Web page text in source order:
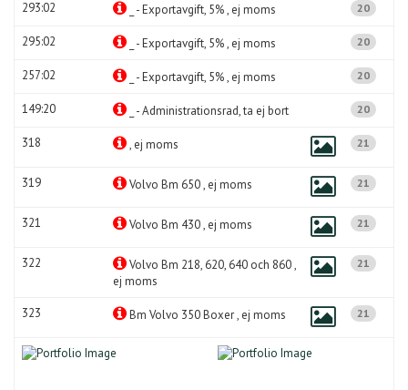
293:02 _ - Exportavgift, 5% , ej moms 20
295:02 _ - Exportavgift, 5% , ej moms 20
257:02 _ - Exportavgift, 5% , ej moms 20
149:20 _ - Administrationsrad, ta ej bort 20
318 , ej moms 21
319 Volvo Bm 650 , ej moms 21
321 Volvo Bm 430 , ej moms 21
322
Volvo Bm 218, 620, 640 och 860 ,
ej moms
21
323 Bm Volvo 350 Boxer , ej moms 21